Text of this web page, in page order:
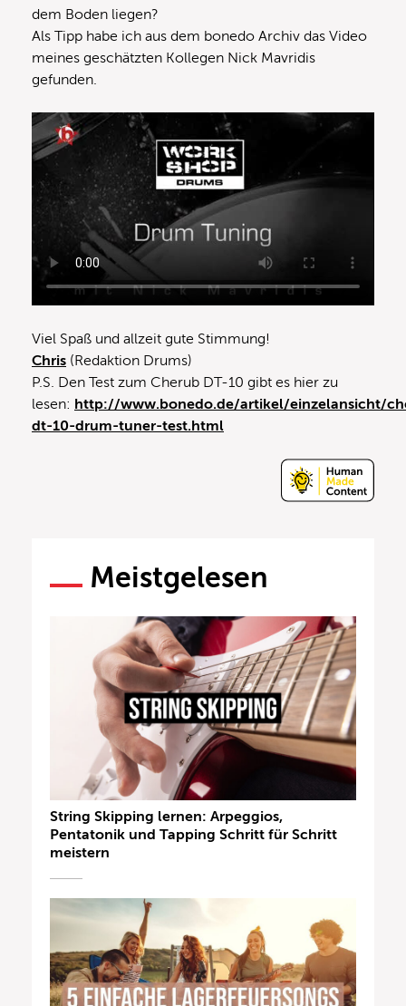
dem Boden liegen?
Als Tipp habe ich aus dem bonedo Archiv das Video
meines geschätzten Kollegen Nick Mavridis
gefunden.
Viel Spaß und allzeit gute Stimmung!
Chris (Redaktion Drums)
P.S. Den Test zum Cherub DT-10 gibt es hier zu
lesen: http://www.bonedo.de/artikel/einzelansicht/
dt-10-drum-tuner-test.html
Meistgelesen
String Skipping lernen: Arpeggios,
Pentatonik und Tapping Schritt für Schritt
meistern